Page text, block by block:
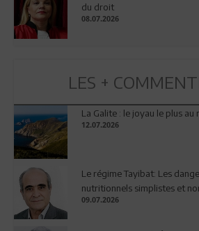
du droit
08.07.2026
LES +
La Galite : le joyau le plus
12.07.2026
Le régime Tayibat: Les
nutritionnels simplistes et
09.07.2026